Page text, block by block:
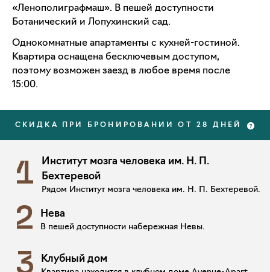
«Ленополиграфмаш». В пешей доступности
Ботанический и Лопухинский сад.
Однокомнатные апартаменты с кухней-гостиной.
Квартира оснащена бесключевым доступом,
поэтому возможен заезд в любое время после
15:00.
СКИДКА ПРИ БРОНИРОВАНИИ ОТ 28 ДНЕЙ
1
Институт мозга человека им. Н. П.
Бехтеревой
Рядом Институт мозга человека им. Н. П. Бехтеревой.
2 Нева
В пешей доступности набережная Невы.
3 Клубный дом